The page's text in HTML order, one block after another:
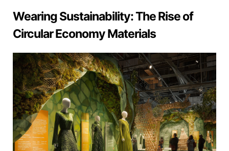
Wearing Sustainability: The Rise of
Circular Economy Materials